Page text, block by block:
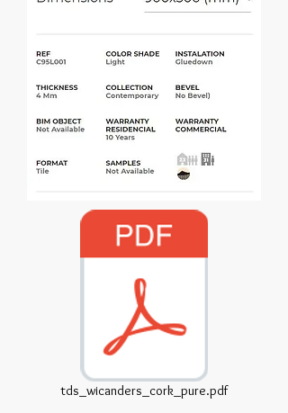
tds_wicanders_cork_pure.pdf